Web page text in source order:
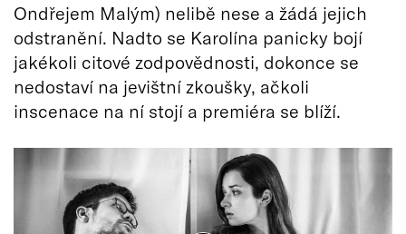
Ondřejem Malým) nelibě nese a žádá jejich
odstranění. Nadto se Karolína panicky bojí
jakékoli citové zodpovědnosti, dokonce se
nedostaví na jevištní zkoušky, ačkoli
inscenace na ní stojí a premiéra se blíží.